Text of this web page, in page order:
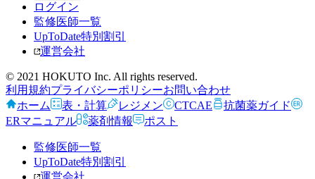
ログイン
監修医師一覧
UpToDate特別割引
運営会社
© 2021 HOKUTO Inc. All rights reserved.
利用規約プライバシーポリシーお問い合わせ
ホーム
表・計算 レジメン CTCAE
抗菌薬ガイド
ERマニュアル
薬剤情報 ポスト
監修医師一覧
UpToDate特別割引